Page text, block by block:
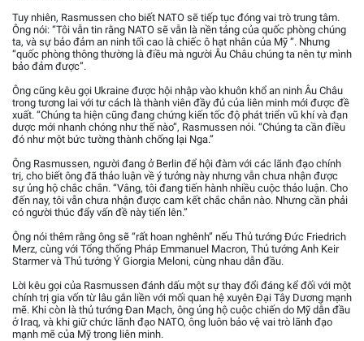
Tuy nhiên, Rasmussen cho biết NATO sẽ tiếp tục đóng vai trò trung tâm.
Ông nói: “Tôi vẫn tin rằng NATO sẽ vẫn là nền tảng của quốc phòng chúng
ta, và sự bảo đảm an ninh tối cao là chiếc ô hạt nhân của Mỹ “. Nhưng
“quốc phòng thông thường là điều mà người Âu Châu chúng ta nên tự mình
bảo đảm được”.
Ông cũng kêu gọi Ukraine được hội nhập vào khuôn khổ an ninh Âu Châu
trong tương lai với tư cách là thành viên đầy đủ của liên minh mới được đề
xuất. “Chúng ta hiện cũng đang chứng kiến tốc độ phát triển vũ khí và đạn
dược mới nhanh chóng như thế nào”, Rasmussen nói. “Chúng ta cần điều
đó như một bức tường thành chống lại Nga.”
Ông Rasmussen, người đang ở Berlin để hội đàm với các lãnh đạo chính
trị, cho biết ông đã thảo luận về ý tưởng này nhưng vẫn chưa nhận được
sự ủng hộ chắc chắn. “Vâng, tôi đang tiến hành nhiều cuộc thảo luận. Cho
đến nay, tôi vẫn chưa nhận được cam kết chắc chắn nào. Nhưng cần phải
có người thúc đẩy vấn đề này tiến lên.”
Ông nói thêm rằng ông sẽ “rất hoan nghênh” nếu Thủ tướng Đức Friedrich
Merz, cùng với Tổng thống Pháp Emmanuel Macron, Thủ tướng Anh Keir
Starmer và Thủ tướng Ý Giorgia Meloni, cùng nhau dẫn đầu.
Lời kêu gọi của Rasmussen đánh dấu một sự thay đổi đáng kể đối với một
chính trị gia vốn từ lâu gắn liền với mối quan hệ xuyên Đại Tây Dương mạnh
mẽ. Khi còn là thủ tướng Đan Mạch, ông ủng hộ cuộc chiến do Mỹ dẫn đầu
ở Iraq, và khi giữ chức lãnh đạo NATO, ông luôn bảo vệ vai trò lãnh đạo
mạnh mẽ của Mỹ trong liên minh.